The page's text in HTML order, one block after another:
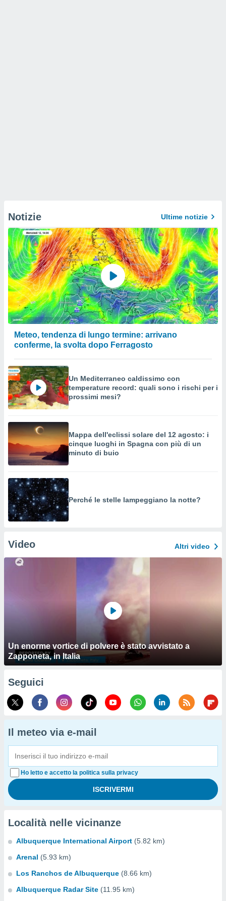
Notizie Ultime notizie
Meteo, tendenza di lungo termine: arrivano
conferme, la svolta dopo Ferragosto
Un Mediterraneo caldissimo con
temperature record: quali sono i rischi per i
prossimi mesi?
Mappa dell'eclissi solare del 12 agosto: i
cinque luoghi in Spagna con più di un
minuto di buio
Perché le stelle lampeggiano la notte?
Video Altri video
Un enorme vortice di polvere è stato avvistato a
Zapponeta, in Italia
Seguici
Il meteo via e-mail
Ho letto e accetto la politica sulla privacy
Località nelle vicinanze
Albuquerque International Airport (5.82 km)
Arenal (5.93 km)
Los Ranchos de Albuquerque (8.66 km)
Albuquerque Radar Site (11.95 km)